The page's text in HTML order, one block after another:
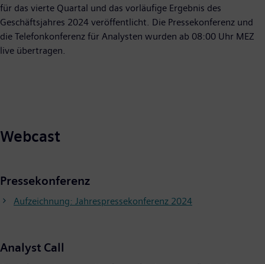
für das vierte Quartal und das vorläufige Ergebnis des
Geschäftsjahres 2024 veröffentlicht. Die Pressekonferenz und
die Telefonkonferenz für Analysten wurden ab 08:00 Uhr MEZ
live übertragen.
Webcast
Pressekonferenz
Aufzeichnung: Jahrespressekonferenz 2024
Analyst Call